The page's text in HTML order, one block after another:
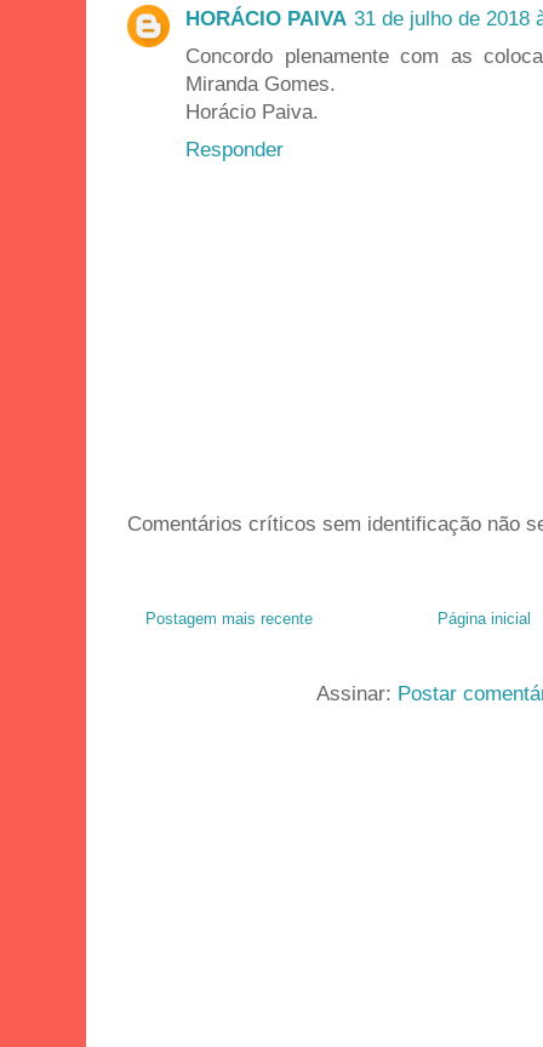
HORÁCIO PAIVA 31 de julho de 2018
Concordo plenamente com as
Miranda Gomes.
Horácio Paiva.
Responder
Comentários críticos sem identificação não
Postagem mais recente Página inicial
Assinar: Postar